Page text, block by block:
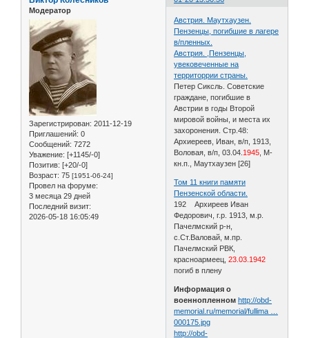
Модератор
Зарегистрирован: 2011-12-19
Приглашений: 0
Сообщений: 7272
Уважение: [+1145/-0]
Позитив: [+20/-0]
Возраст: 75 [1951-06-24]
Провел на форуме:
3 месяца 29 дней
Последний визит:
2026-05-18 16:05:49
Австрия. Маутхаузен.
Пензенцы, погибшие в лагере
в/пленных.
Австрия. ,Пензенцы,
увековеченные на
территоррии страны.
Петер Сиксль. Советские
граждане, погибшие в
Австрии в годы Второй
мировой войны, и места их
захоронения. Стр.48:
Архиереев, Иван, в/п, 1913,
Воловая, в/п, 03.04. 1945 , М-
кн.п., Маутхаузен [26]
Том 11 книги памяти
Пензенской области.
192 Архиреев Иван
Федорович, г.р. 1913, м.р.
Пачелмский р-н,
с.Ст.Валовай, м.пр.
Пачелмский РВК,
красноармеец, 23.03.1942
погиб в плену
Информация о
военнопленном http://obd-
memorial.ru/memorial/fullima …
000175.jpg
http://obd-